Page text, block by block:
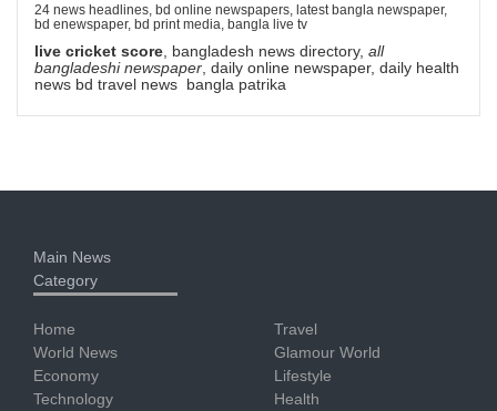
24 news headlines, bd online newspapers, latest bangla newspaper,
bd enewspaper, bd print media, bangla live tv
live cricket score , bangladesh news directory, all
bangladeshi newspaper , daily online newspaper, daily health
news bd travel news bangla patrika
Main News
Category
Home
World News
Economy
Technology
Travel
Glamour World
Lifestyle
Health